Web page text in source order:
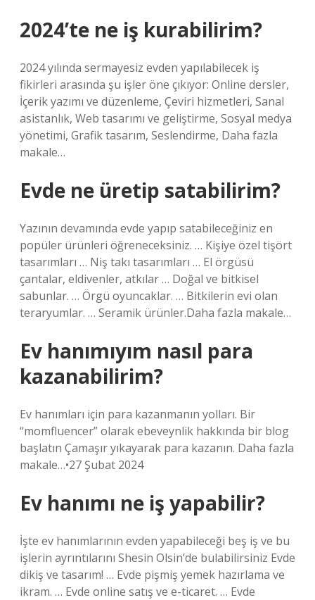
2024’te ne iş kurabilirim?
2024 yılında sermayesiz evden yapılabilecek iş
fikirleri arasında şu işler öne çıkıyor: Online dersler,
İçerik yazımı ve düzenleme, Çeviri hizmetleri, Sanal
asistanlık, Web tasarımı ve geliştirme, Sosyal medya
yönetimi, Grafik tasarım, Seslendirme, Daha fazla
makale…
Evde ne üretip satabilirim?
Yazının devamında evde yapıp satabileceğiniz en
popüler ürünleri öğreneceksiniz. … Kişiye özel tişört
tasarımları … Niş takı tasarımları … El örgüsü
çantalar, eldivenler, atkılar … Doğal ve bitkisel
sabunlar. … Örgü oyuncaklar. … Bitkilerin evi olan
teraryumlar. … Seramik ürünler.Daha fazla makale…
Ev hanımıyım nasıl para
kazanabilirim?
Ev hanımları için para kazanmanın yolları. Bir
“momfluencer” olarak ebeveynlik hakkında bir blog
başlatın Çamaşır yıkayarak para kazanın. Daha fazla
makale…•27 Şubat 2024
Ev hanımı ne iş yapabilir?
İşte ev hanımlarının evden yapabileceği beş iş ve bu
işlerin ayrıntılarını Shesin Olsin’de bulabilirsiniz Evde
dikiş ve tasarım! … Evde pişmiş yemek hazırlama ve
ikram. … Evde online satış ve e-ticaret. … Evde